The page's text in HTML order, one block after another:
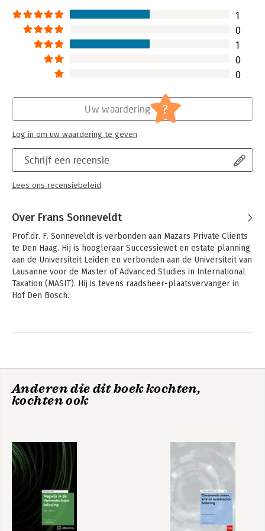
Jongbloed:
Belastingrecht - Successiebelasting
Serie:
1
0
1
0
0
Schrijf een recensie
Lees ons recensiebeleid
Uw waardering ?
Log in om uw waardering te geven
Over Frans Sonneveldt
Prof.dr. F. Sonneveldt is verbonden aan Mazars Private Clients
te Den Haag. Hij is hoogleraar Successiewet en estate planning
aan de Universiteit Leiden en verbonden aan de Universiteit van
Lausanne voor de Master of Advanced Studies in International
Taxation (MASIT). Hij is tevens raadsheer-plaatsvervanger in
Hof Den Bosch.
Andere boeken door Frans
Compendium Estate
Planning 2026
Wegwijs in de
Successiewet |
Editie 2026
Anderen die dit boek kochten,
kochten ook